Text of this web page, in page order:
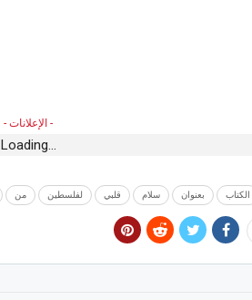
- الإعلانات -
Loading...
الكتاب بعنوان سلام قلبي لفلسطين من